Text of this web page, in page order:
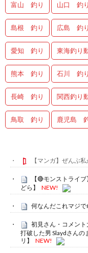
富山 釣り 山口 釣り
島根 釣り 広島 釣り
愛知 釣り 東海釣り
熊本 釣り 石川 釣り
長崎 釣り 関西釣り
鳥取 釣り 鹿児島
【マンガ】ぜんぶ
【🔴モンストライ
どら】
NEW!
何なんだこれマジ
初見さん・コメン
打破した男 Slaydさん
リ】
NEW!